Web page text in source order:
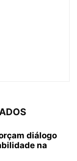
diálogo
na